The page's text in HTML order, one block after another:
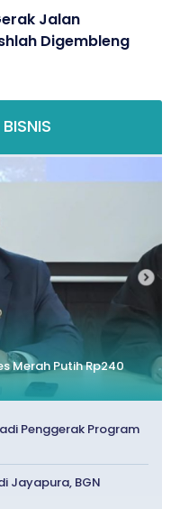
Jalan
Digembleng
Merah Putih Rp240
Penggerak Program
Jayapura, BGN